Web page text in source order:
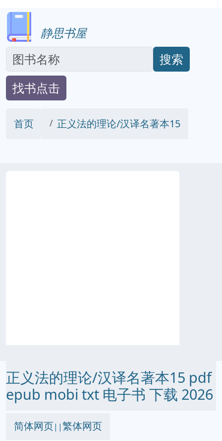
静思书屋
搜索
找书点击
首页 正义法的理论/汉译名著本15
正义法的理论/汉译名著本15 pdf
epub mobi txt 电子书 下载 2026
简体网页||繁体网页